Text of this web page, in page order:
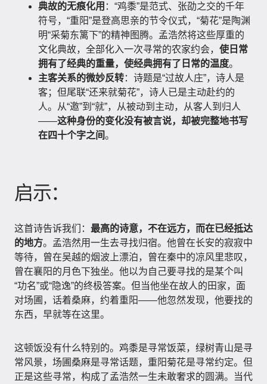
典故的无痕化用 ：“鸡黍”是范式、张劭之交的千年
符号，“重阳”是登高思亲的节令仪式，“菊花”是陶渊
明“采菊东篱下”的精神图腾。孟浩然将这些厚重的
文化典故，全部化入一次寻常的农家约会， 使日常
拥有了经典的重量，使经典拥有了日常的温度。
主客关系的微妙反转：诗题是“过故人庄”，诗人是
客；但尾联“还来就菊花”，诗人已是主动赴约的
人。从“邀”到“就”，从被动到主动，从客人到归人
——这种身份的变化没有被言说，却被完整地书写
在四十个字之间。
启示：
这首诗告诉我们： 最高的诗意，不在远方，而在已经抵达
的地方。孟浩然用一生去寻找归宿。他曾在长安的寂寂中
等待，曾在吴越的烟波上漂泊，曾在秦中的凉风里悲叹，
曾在襄阳的月色下独坐。他以为自己要寻找的是某个叫
“功名”或“隐逸”的终极答案。但当他坐在故人的田家，面
对场圃，话着桑麻，约着重阳——他忽然发现，他要找的
东西，早就等在这里。
这顿饭没有什么特别的。鸡黍是寻常饭菜，绿树青山是寻
常风景，场圃桑麻是寻常话题，重阳菊花是寻常约定。但
正是这些寻常，构成了孟浩然一生未敢奢求的圆满。当代